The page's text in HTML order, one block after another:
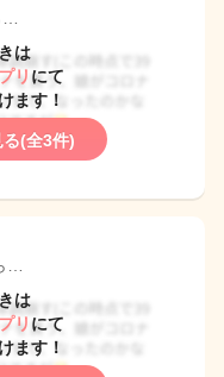
は
リ にて
ます！
(全3件)
…
は
リ にて
ます！